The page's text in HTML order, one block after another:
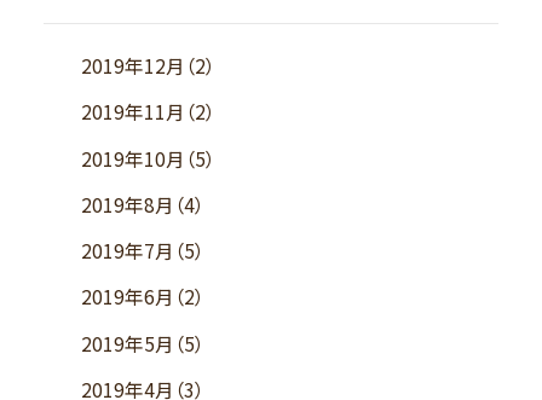
2019年12月（2）
2019年11月（2）
2019年10月（5）
2019年8月（4）
2019年7月（5）
2019年6月（2）
2019年5月（5）
2019年4月（3）